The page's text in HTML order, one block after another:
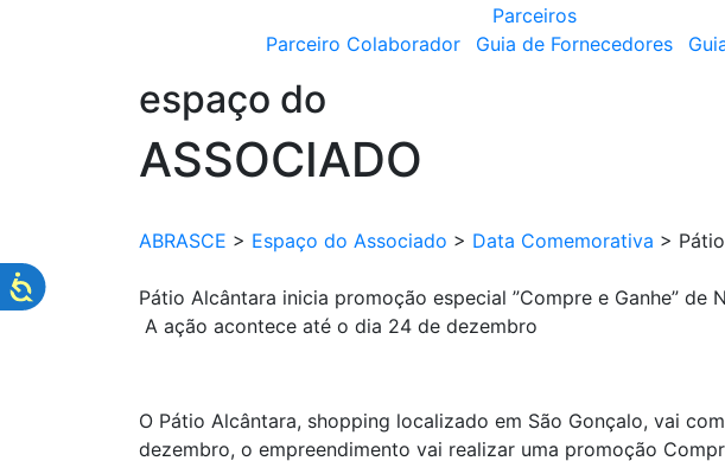
Parceiros
Parceiro Colaborador
Guia de Fornecedores
espaço do
ASSOCIADO
ABRASCE > Espaço do Associado > Data Comemorativa >
Pátio Alcântara inicia promoção especial ”Compre e Ganhe” de
A ação acontece até o dia 24 de dezembro
O Pátio Alcântara, shopping localizado em São Gonçalo, vai
dezembro, o empreendimento vai realizar uma promoção